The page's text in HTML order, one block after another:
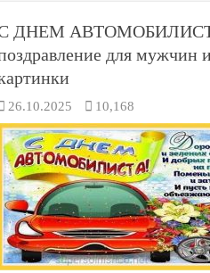
ДНЕМ АВТОМОБИЛИСТА
для мужчин
26.10.2025 10,168